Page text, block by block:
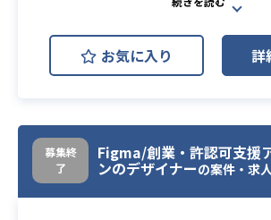
・手付けアニメーシ
な実務経験
DLsiteの更新業務に
ンおよびコーディン
件全体の推進を担っ
す。
装、Gitによるバージ
ながら、エンジニア
ど異なる職種のメン
円滑な進行を支援し
お気に入り 詳
募集終
了
Figma/創業・許認可支援
ンのデザイナーの案件・求